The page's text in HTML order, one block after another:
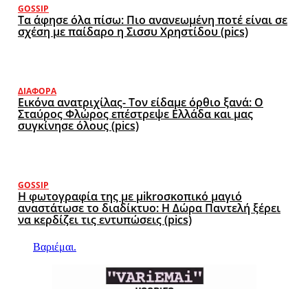
GOSSIP
Τα άφησε όλα πίσω: Πιο ανανεωμένη ποτέ είναι σε
σχέση με παίδαρο η Σισσυ Χρηστίδου (pics)
ΔΙΆΦΟΡΑ
Εικόνα ανατριχίλας- Τον είδαμε όρθιο ξανά: Ο
Σταύρος Φλώρος επέστρεψε Ελλάδα και μας
συγκίνησε όλους (pics)
GOSSIP
Η φωτογραφία της με μikroσκοπικό μαγιό
αναστάτωσε το διαδίκτυο: Η Δώρα Παντελή ξέρει
να κερδίζει τις εντυπώσεις (pics)
Βαριέμαι.